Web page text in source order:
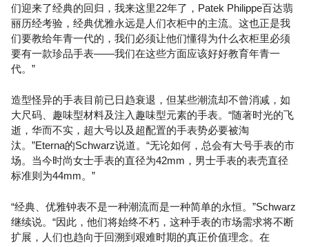
们迎来了经典的回归，我来这里22年了，Patek Philippe百达翡
丽历经考验，经典优雅永远是人们衣柜中的主流。这也正是我
们要教给年青一代的，我们必须让他们懂得为什么衣柜里必须
要有一款珍品手表——我们在这些方面应该好好教育年青一
代。”
造型怪异的手表目前已日趋衰退，但某些潮流却不曾消减，如
大尺码、趣味型材料及注入趣味型元素的手表。“随著时光的飞
逝，华而不实，超大号以及超配置的手表势必要被淘
汰。”Eterna的Schwarz说道。“无论如何，总会有大号手表的市
场。当今时尚女士手表的直径为42mm，男士手表的表壳直径
标准则为44mm。”
“经典、优雅钟表不是一种潮流而是一种简单的永恒。”Schwarz
继续说。“因此，他们将始终不朽，这种手表的市场需求将不断
扩展，人们也趋向于回溯到艰难时期的真正价值理念。在